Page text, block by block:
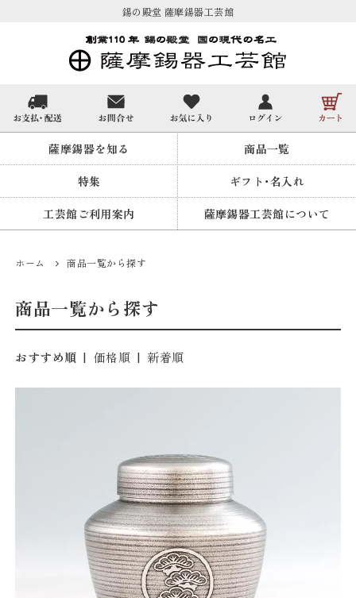
錫の殿堂 薩摩錫器工芸館
薩摩錫器を知る 商品一覧
特集 ギフト・名入れ
工芸館ご利用案内 薩摩錫器工芸館について
ホーム 商品一覧から探す
商品一覧から探す
おすすめ順 | 価格順 | 新着順